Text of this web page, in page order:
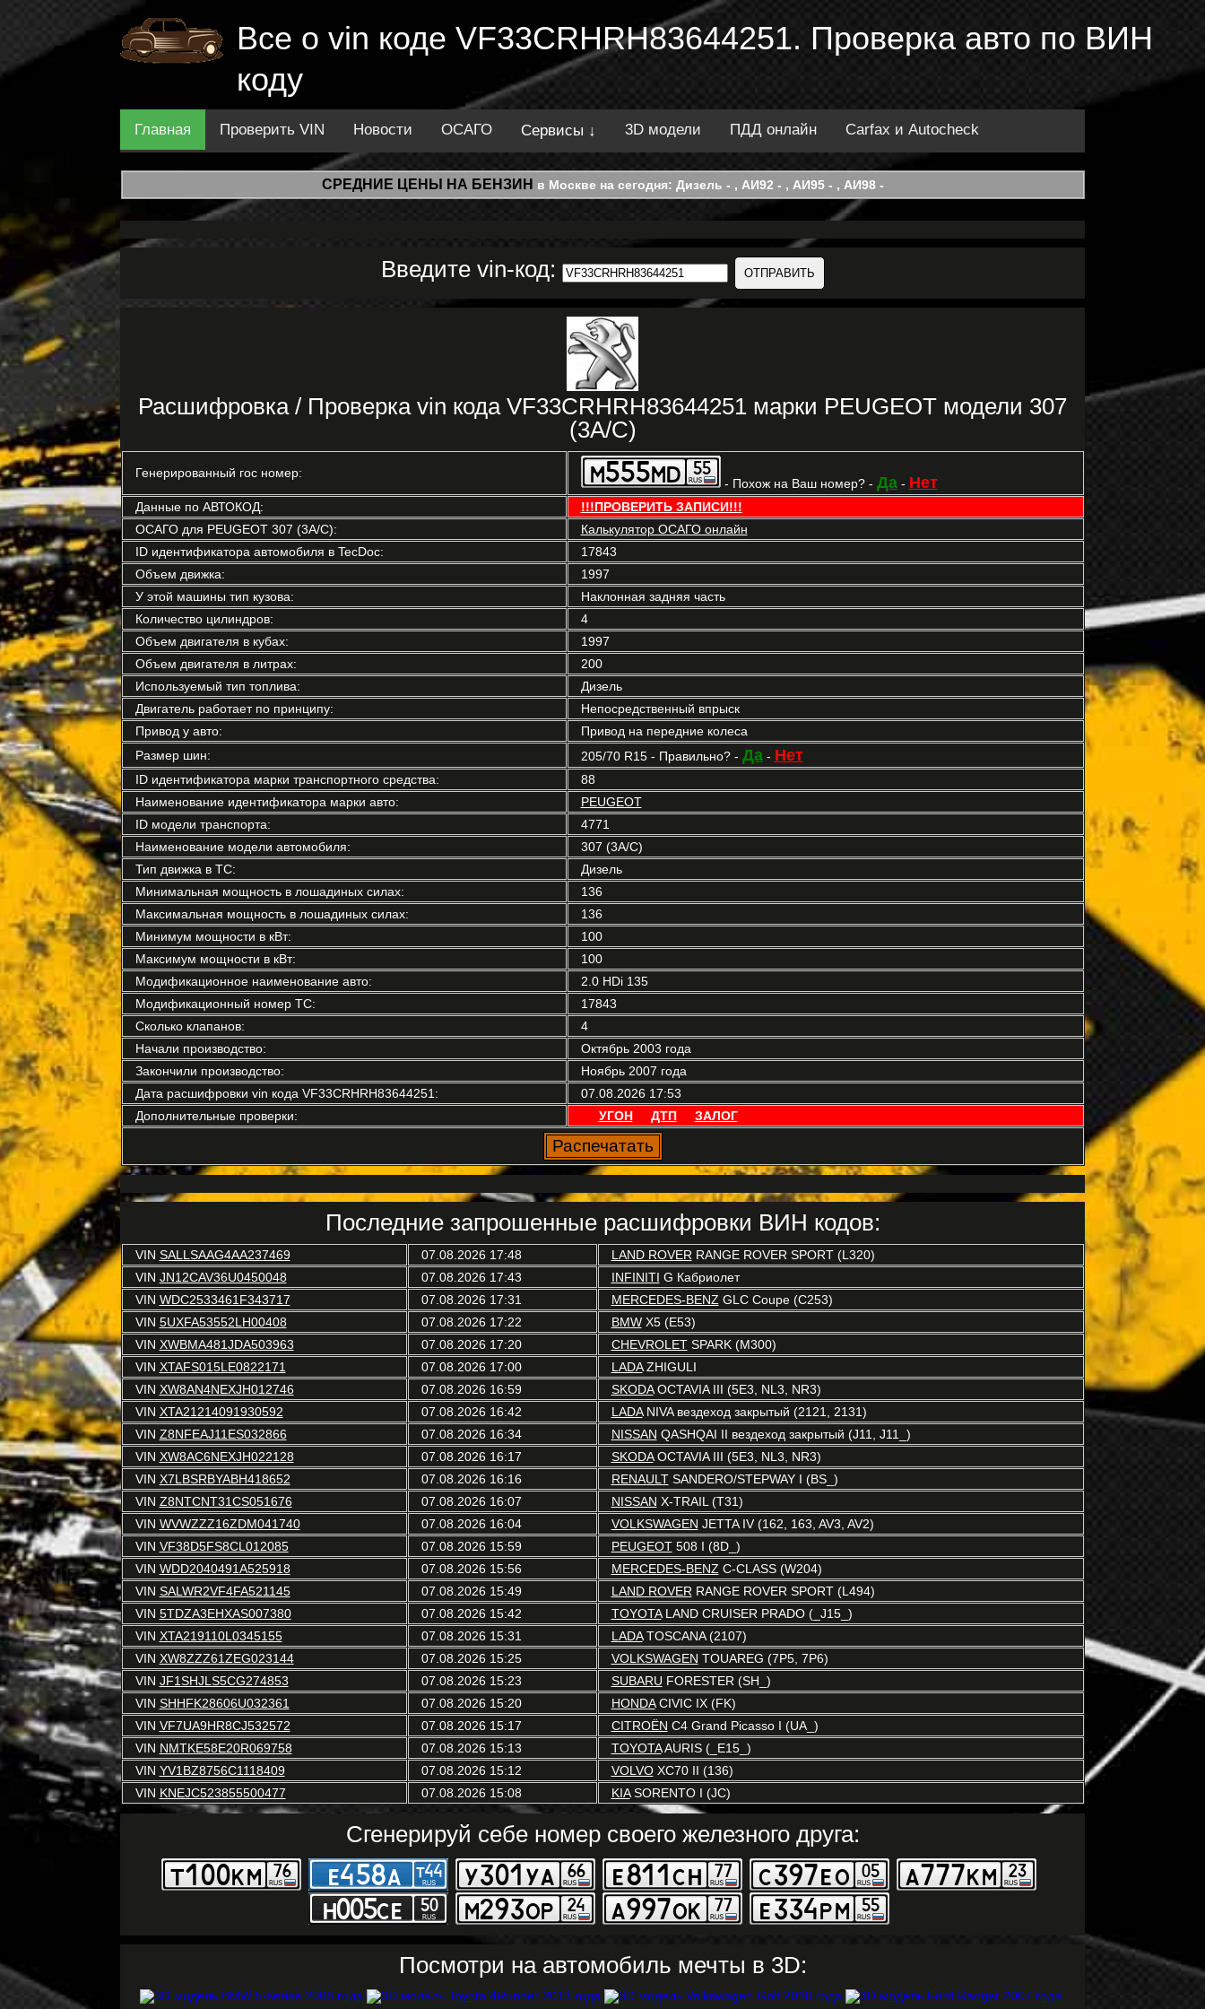
Все о vin коде VF33CRHRH83644251. Проверка авто по ВИН
коду
Главная Проверить VIN Новости ОСАГО Сервисы ↓ 3D модели ПДД онлайн Carfax и Autocheck
СРЕДНИЕ ЦЕНЫ НА БЕНЗИН в Москве на сегодня: Дизель - , АИ92 - , АИ95 - , АИ98 -
Введите vin-код:
Расшифровка / Проверка vin кода VF33CRHRH83644251 марки PEUGEOT модели 307
(3A/C)
Генерированный гос номер:
- Похож на Ваш номер? - Да- Нет
Данные по АВТОКОД:
!!!ПРОВЕРИТЬ ЗАПИСИ!!!
ОСАГО для PEUGEOT 307 (3A/C):
Калькулятор ОСАГО онлайн
ID идентификатора автомобиля в TecDoc:
17843
Объем движка:
1997
У этой машины тип кузова:
Наклонная задняя часть
Количество цилиндров:
4
Объем двигателя в кубах:
1997
Объем двигателя в литрах:
200
Используемый тип топлива:
Дизель
Двигатель работает по принципу:
Непосредственный впрыск
Привод у авто:
Привод на передние колеса
Размер шин:
205/70 R15 - Правильно? - Да- Нет
ID идентификатора марки транспортного средства:
88
Наименование идентификатора марки авто:
PEUGEOT
ID модели транспорта:
4771
Наименование модели автомобиля:
307 (3A/C)
Тип движка в ТС:
Дизель
Минимальная мощность в лошадиных силах:
136
Максимальная мощность в лошадиных силах:
136
Минимум мощности в кВт:
100
Максимум мощности в кВт:
100
Модификационное наименование авто:
2.0 HDi 135
Модификационный номер ТС:
17843
Сколько клапанов:
4
Начали производство:
Октябрь 2003 года
Закончили производство:
Ноябрь 2007 года
Дата расшифровки vin кода VF33CRHRH83644251:
07.08.2026 17:53
Дополнительные проверки:
УГОН ДТП ЗАЛОГ
Последние запрошенные расшифровки ВИН кодов:
VIN SALLSAAG4AA237469 07.08.2026 17:48 LAND ROVERRANGE ROVER SPORT (L320)
VIN JN12CAV36U0450048 07.08.2026 17:43 INFINITI G Кабриолет
VIN WDC2533461F343717 07.08.2026 17:31 MERCEDES-BENZGLC Coupe (C253)
VIN 5UXFA53552LH00408 07.08.2026 17:22 BMWX5 (E53)
VIN XWBMA481JDA503963 07.08.2026 17:20 CHEVROLETSPARK (M300)
VIN XTAFS015LE0822171 07.08.2026 17:00 LADAZHIGULI
VIN XW8AN4NEXJH012746 07.08.2026 16:59 SKODAOCTAVIA III (5E3, NL3, NR3)
VIN XTA21214091930592 07.08.2026 16:42 LADANIVA вездеход закрытый (2121, 2131)
VIN Z8NFEAJ11ES032866 07.08.2026 16:34 NISSAN QASHQAI II вездеход закрытый (J11, J11_)
VIN XW8AC6NEXJH022128 07.08.2026 16:17 SKODAOCTAVIA III (5E3, NL3, NR3)
VIN X7LBSRBYABH418652 07.08.2026 16:16 RENAULTSANDERO/STEPWAY I (BS_)
VIN Z8NTCNT31CS051676 07.08.2026 16:07 NISSAN X-TRAIL (T31)
VIN WVWZZZ16ZDM041740 07.08.2026 16:04 VOLKSWAGEN JETTA IV (162, 163, AV3, AV2)
VIN VF38D5FS8CL012085 07.08.2026 15:59 PEUGEOT508 I (8D_)
VIN WDD2040491A525918 07.08.2026 15:56 MERCEDES-BENZC-CLASS (W204)
VIN SALWR2VF4FA521145 07.08.2026 15:49 LAND ROVERRANGE ROVER SPORT (L494)
VIN 5TDZA3EHXAS007380 07.08.2026 15:42 TOYOTALAND CRUISER PRADO (_J15_)
VIN XTA219110L0345155 07.08.2026 15:31 LADATOSCANA (2107)
VIN XW8ZZZ61ZEG023144 07.08.2026 15:25 VOLKSWAGEN TOUAREG (7P5, 7P6)
VIN JF1SHJLS5CG274853 07.08.2026 15:23 SUBARU FORESTER (SH_)
VIN SHHFK28606U032361 07.08.2026 15:20 HONDACIVIC IX (FK)
VIN VF7UA9HR8CJ532572 07.08.2026 15:17 CITROËN C4 Grand Picasso I (UA_)
VIN NMTKE58E20R069758 07.08.2026 15:13 TOYOTAAURIS (_E15_)
VIN YV1BZ8756C1118409 07.08.2026 15:12 VOLVOXC70 II (136)
VIN KNEJC523855500477 07.08.2026 15:08 KIASORENTO I (JC)
Сгенерируй себе номер своего железного друга:
Посмотри на автомобиль мечты в 3D: